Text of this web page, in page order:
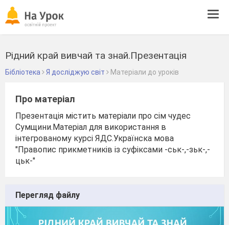
Рідний край вивчай та знай.Презентація
Бібліотека Я досліджую світ Матеріали до уроків
Про матеріал
Презентація містить матеріали про сім чудес
Сумщини.Матеріал для використання в
інтегрованому курсі ЯДС.Українска мова
"Правопис прикметників із суфіксами -ськ-,-зьк-,-
цьк-"
Перегляд файлу